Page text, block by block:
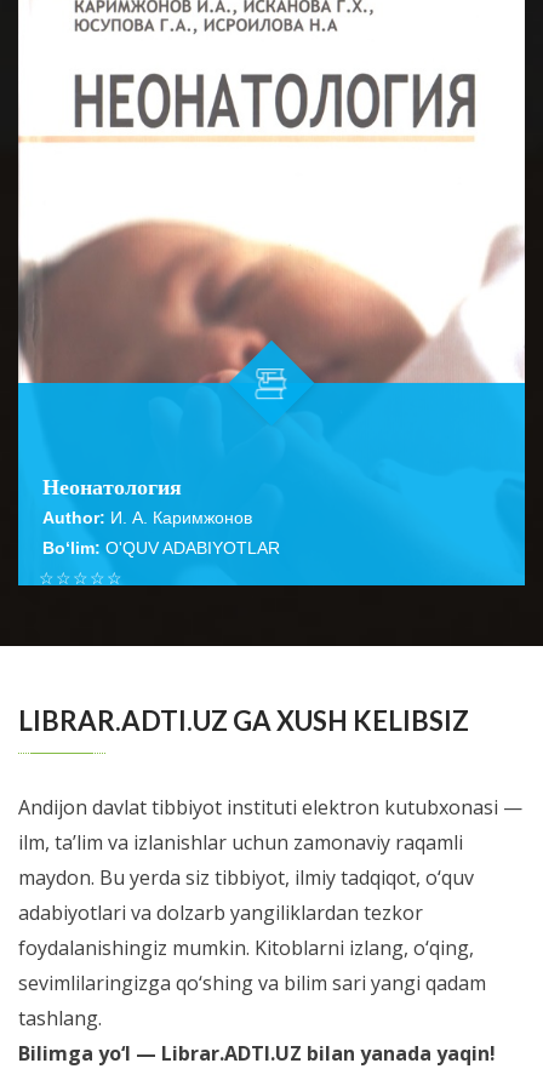
Неонатология
Author: И. А. Каримжонов
Bo‘lim: O'QUV ADABIYOTLAR
☆
☆
☆
☆
☆
LIBRAR.ADTI.UZ GA XUSH KELIBSIZ
Andijon davlat tibbiyot instituti elektron kutubxonasi —
ilm, ta’lim va izlanishlar uchun zamonaviy raqamli
maydon. Bu yerda siz tibbiyot, ilmiy tadqiqot, o‘quv
adabiyotlari va dolzarb yangiliklardan tezkor
foydalanishingiz mumkin. Kitoblarni izlang, o‘qing,
sevimlilaringizga qo‘shing va bilim sari yangi qadam
tashlang.
Bilimga yo‘l — Librar.ADTI.UZ bilan yanada yaqin!